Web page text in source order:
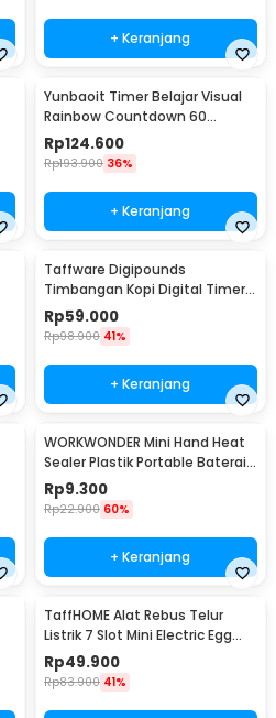
+ Keranjang
Yunbaoit Timer Belajar Visual
Rainbow Countdown 60
Minutes - VT01
Rp124.600
Rp193.900 36%
+ Keranjang
Taffware Digipounds
Timbangan Kopi Digital Timer
Coffee Scale 0.1g 3kg - MS-K07
Rp59.000
Rp98.900 41%
+ Keranjang
WORKWONDER Mini Hand Heat
Sealer Plastik Portable Baterai
AA - LX2000A
Rp9.300
Rp22.900 60%
+ Keranjang
TaffHOME Alat Rebus Telur
Listrik 7 Slot Mini Electric Egg
Cooker 350W - YS-203
Rp49.900
Rp83.900 41%